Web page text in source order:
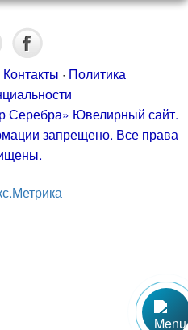
Контакты · Политика
Серебра» Ювелирный сайт.
запрещено. Все права